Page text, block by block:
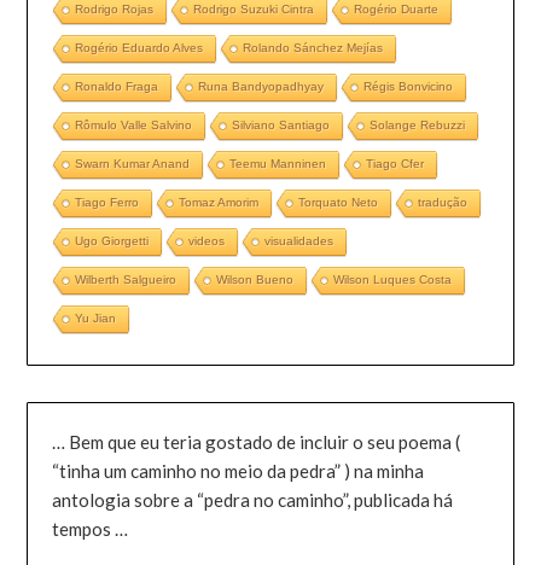
Rodrigo Rojas Rodrigo Suzuki Cintra Rogério Duarte
Rogério Eduardo Alves Rolando Sánchez Mejías
Ronaldo Fraga Runa Bandyopadhyay Régis Bonvicino
Rômulo Valle Salvino Silviano Santiago Solange Rebuzzi
Swarn Kumar Anand Teemu Manninen Tiago Cfer
Tiago Ferro Tomaz Amorim Torquato Neto tradução
Ugo Giorgetti videos visualidades
Wilberth Salgueiro Wilson Bueno Wilson Luques Costa
Yu Jian
… Bem que eu teria gostado de incluir o seu poema (
“tinha um caminho no meio da pedra” ) na minha
antologia sobre a “pedra no caminho”, publicada há
tempos …